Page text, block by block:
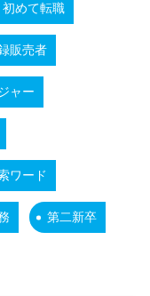
初めて転職
販売者
ャー
ワード
第二新卒